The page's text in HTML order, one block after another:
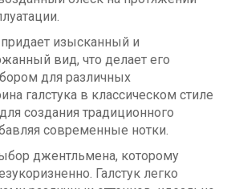
изысканный и
вид, что делает его
для различных
галстука в классическом стиле
создания традиционного
современные нотки.
джентльмена, которому
Галстук легко